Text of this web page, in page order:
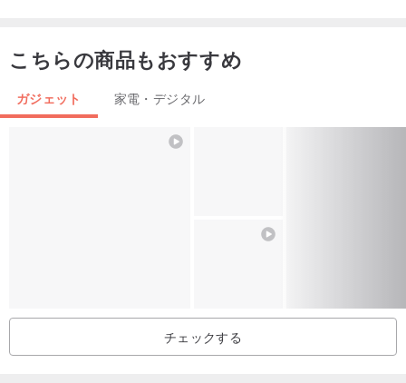
Pinkoi独占販売のAceDesign 15Wワイヤレス充電ディスクギフトボ
ックス、TYPE Cユニバーサル急速充電、ワイヤレス充電できるすべ
ての携帯電話をサポート、パネルはCNCドリル加工され、台湾のト
により認定されており、2,000 万の賠償責任が保証されています。
品質のワイヤレス充電パッドを作成し、最高の 15W 急速充電仕
様、最も完全な製品検査認証を取得し、高品質のギフト ボックスに
パッケージ化されています。すべての製品とアクセサリは台湾の工
こちらの商品もおすすめ
ガジェット 家電・デジタル
チェックする